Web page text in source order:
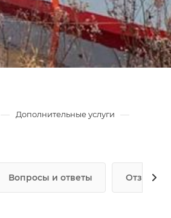
— Дополнительные услуги —
Вопросы и ответы Отзывы